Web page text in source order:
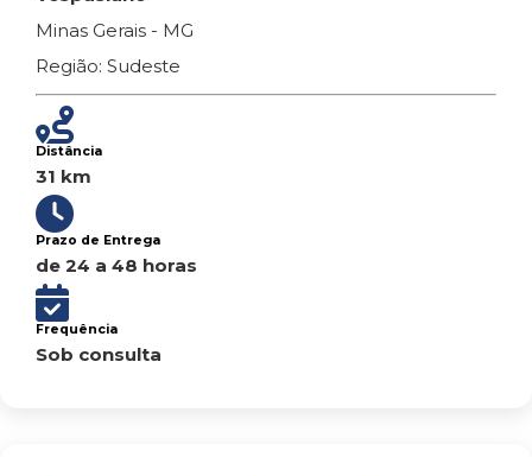
Minas Gerais - MG
Região: Sudeste
Distância
31 km
Prazo de Entrega
de 24 a 48 horas
Frequência
Sob consulta